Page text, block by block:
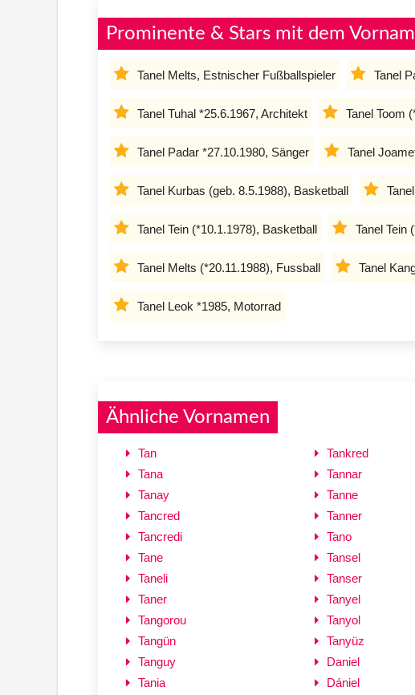
Prominente & Stars mit dem
Tanel Melts, Estnischer Fußballspieler Tanel
Tanel Tuhal *25.6.1967, Architekt Tanel Toom
Tanel Padar *27.10.1980, Sänger Tanel
Tanel Kurbas (geb. 8.5.1988), Basketball
Tanel Tein (*10.1.1978), Basketball Tanel Tein
Tanel Melts (*20.11.1988), Fussball Tanel
Tanel Leok *1985, Motorrad
Ähnliche Vornamen
Tan
Tana
Tanay
Tancred
Tancredi
Tane
Taneli
Taner
Tangorou
Tangün
Tanguy
Tania
Tankred
Tannar
Tanne
Tanner
Tano
Tansel
Tanser
Tanyel
Tanyol
Tanyüz
Daniel
Dániel